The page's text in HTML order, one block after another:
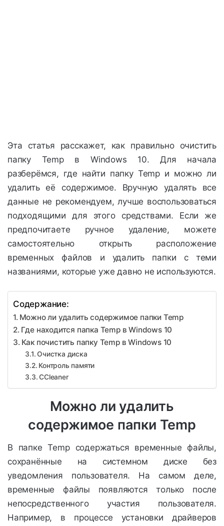
Эта статья расскажет, как правильно очистить
папку Temp в Windows 10. Для начала
разберёмся, где найти папку Temp и можно ли
удалить её содержимое. Вручную удалять все
данные не рекомендуем, лучше воспользоваться
подходящими для этого средствами. Если же
предпочитаете ручное удаление, можете
самостоятельно открыть расположение
временных файлов и удалить папки с теми
названиями, которые уже давно не используются.
Содержание:
Можно ли удалить содержимое папки Temp
Где находится папка Temp в Windows 10
Как почистить папку Temp в Windows 10
Очистка диска
Контроль памяти
CCleaner
Можно ли удалить
содержимое папки Temp
В папке Temp содержаться временные файлы,
сохранённые на системном диске без
уведомления пользователя. На самом деле,
временные файлы появляются только после
непосредственного участия пользователя.
Например, в процессе установки драйверов